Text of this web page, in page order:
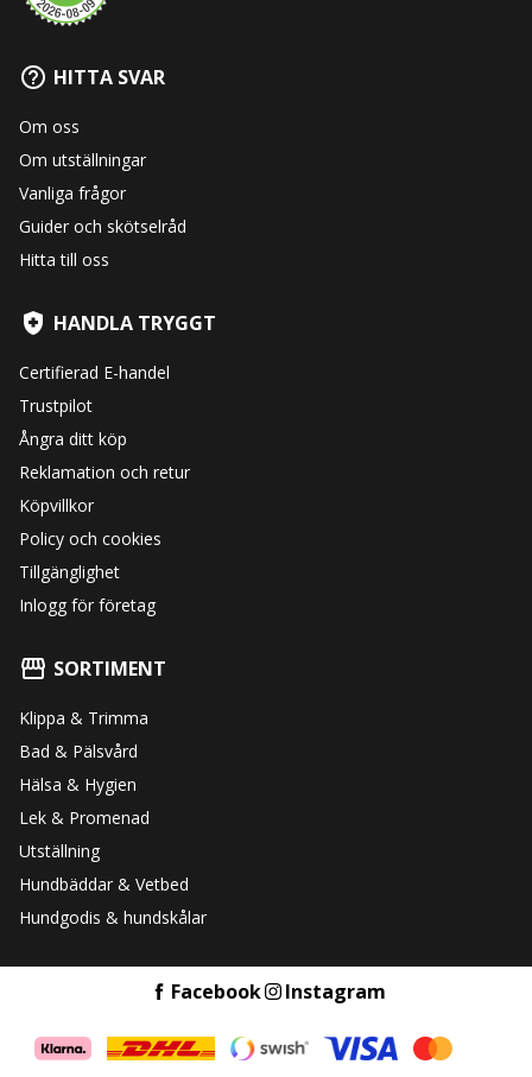
HITTA SVAR
Om oss
Om utställningar
Vanliga frågor
Guider och skötselråd
Hitta till oss
HANDLA TRYGGT
Certifierad E-handel
Trustpilot
Ångra ditt köp
Reklamation och retur
Köpvillkor
Policy och cookies
Tillgänglighet
Inlogg för företag
SORTIMENT
Klippa & Trimma
Bad & Pälsvård
Hälsa & Hygien
Lek & Promenad
Utställning
Hundbäddar & Vetbed
Hundgodis & hundskålar
Facebook Instagram